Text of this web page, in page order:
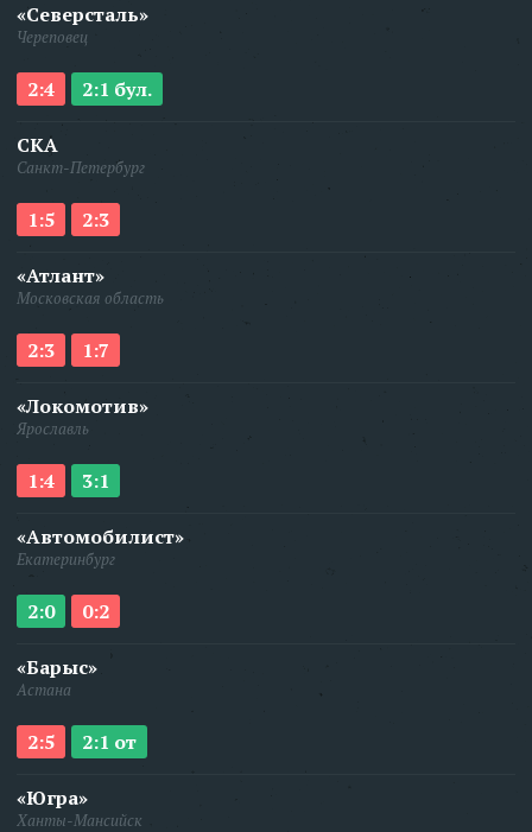
«Северсталь»
Череповец
2:4 2:1 бул.
СКА
Санкт-Петербург
1:5 2:3
«Атлант»
Московская область
2:3 1:7
«Локомотив»
Ярославль
1:4 3:1
«Автомобилист»
Екатеринбург
2:0 0:2
«Барыс»
Астана
2:5 2:1 от
«Югра»
Ханты-Мансийск